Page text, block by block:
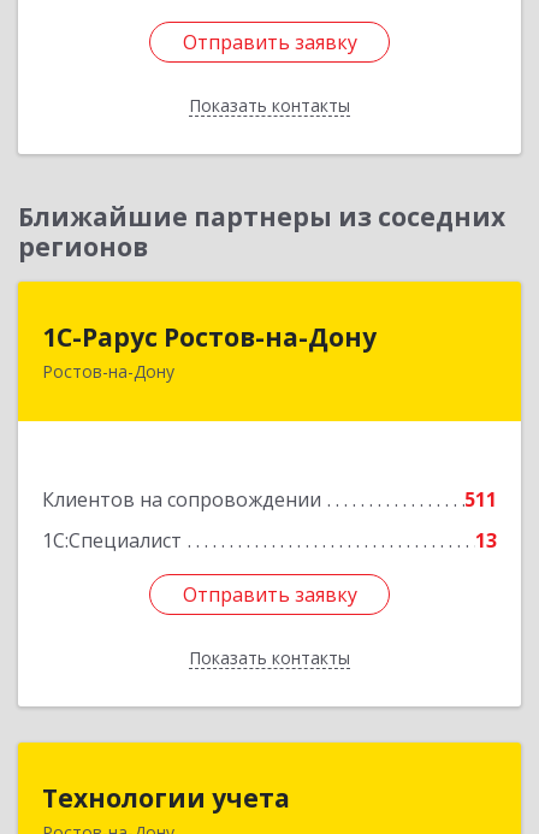
Отправить заявку
Показать контакты
Отправить заявку
Назад
Ближайшие партнеры из соседних
регионов
1С-Рарус Ростов-на-Дону
Ростов-на-Дону
Клиентов на сопровождении
511
1С:Специалист
13
Отправить заявку
Показать контакты
344002, Ростовская обл, г.о. город Ростов-на-
Подробнее
Отправить заявку
Назад
Технологии учета